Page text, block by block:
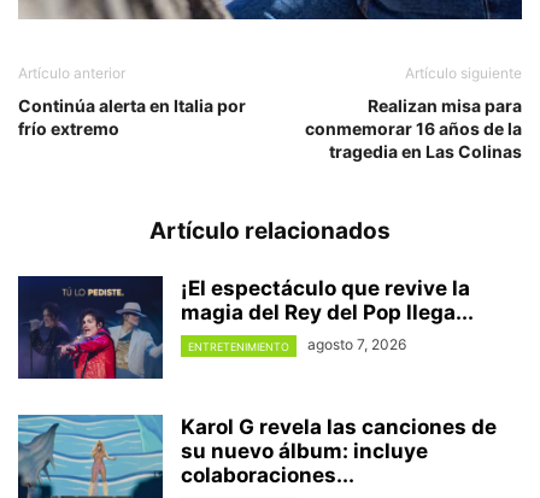
Artículo anterior
Continúa alerta en Italia por
frío extremo
Artículo siguiente
Realizan misa para
conmemorar 16 años de la
tragedia en Las Colinas
Artículo relacionados
¡El espectáculo que revive la
magia del Rey del Pop llega...
ENTRETENIMIENTO agosto 7, 2026
Karol G revela las canciones de
su nuevo álbum: incluye
colaboraciones...